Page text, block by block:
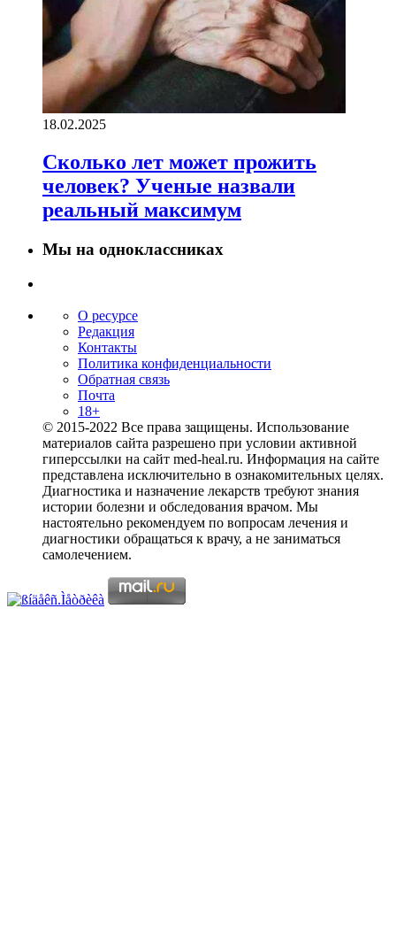
18.02.2025
Сколько лет может прожить
человек? Ученые назвали
реальный максимум
Мы на одноклассниках
О ресурсе
Редакция
Контакты
Политика конфиденциальности
Обратная связь
Почта
18+
© 2015-2022 Все права защищены. Использование
материалов сайта разрешено при условии активной
гиперссылки на сайт med-heal.ru. Информация на сайте
представлена исключительно в ознакомительных целях.
Диагностика и назначение лекарств требуют знания
истории болезни и обследования врачом. Мы
настоятельно рекомендуем по вопросам лечения и
диагностики обращаться к врачу, а не заниматься
самолечением.